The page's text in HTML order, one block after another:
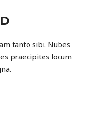
tanto sibi. Nubes
praecipites locum